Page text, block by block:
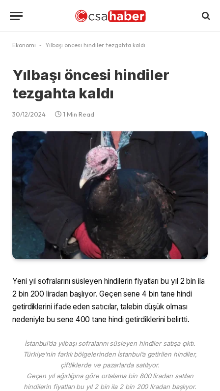
Ekonomi - Yılbaşı öncesi hindiler tezgahta kaldı
Yılbaşı öncesi hindiler
tezgahta kaldı
30/12/2024 1 Min Read
Yeni yıl sofralarını süsleyen hindilerin fiyatları bu yıl 2 bin ila
2 bin 200 liradan başlıyor. Geçen sene 4 bin tane hindi
getirdiklerini ifade eden satıcılar, talebin düşük olması
nedeniyle bu sene 400 tane hindi getirdiklerini belirtti.
İstanbul’da yılbaşı sofralarını süsleyen hindiler satışa çıktı.
Türkiye’nin farklı bölgelerinden İstanbul’a getirilen hindiler,
çiftliklerde ve pazarlarda satılıyor.
Geçen yıl ağırlığına göre ortalama bin 800 liradan satılan
hindilerin fiyatları bu yıl 2 bin ila 2 bin 200 liradan başlıyor.